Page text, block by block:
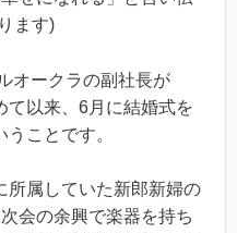
ます)
オークラの副社長が
て以来、6月に結婚式を
ことです。
所属していた新郎新婦の
会の余興で楽器を持ち